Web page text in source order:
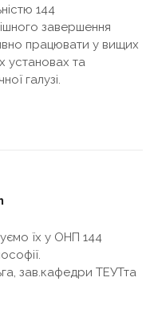
144
завершення
працювати у вищих
установах та
галузі.
їх у ОНП 144
зав.кафедри ТЕУТта